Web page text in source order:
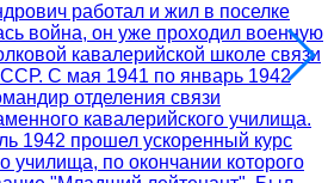
работал и жил в поселке
война, он уже проходил военную
кавалерийской школе связи
С мая 1941 по январь 1942
отделения связи
кавалерийского училища.
1942 прошел ускоренный курс
училища, по окончании которого